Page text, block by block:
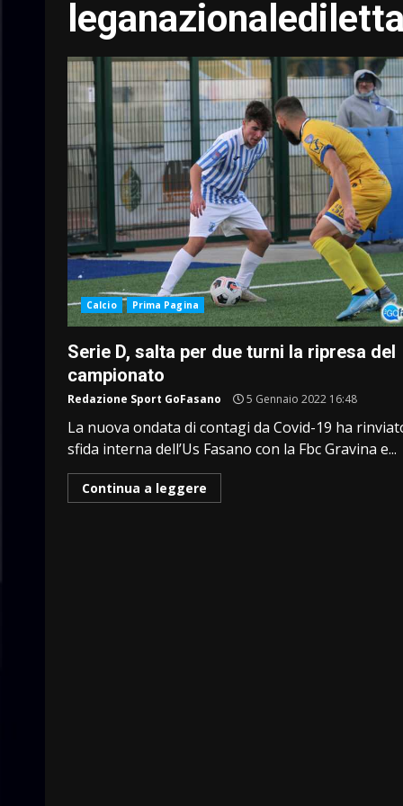
Calcio Prima Pagina
Serie D, salta per due turni la ripresa del
campionato
Redazione Sport GoFasano 5 Gennaio 2022 16:48
La nuova ondata di contagi da Covid-19 ha
sfida interna dell’Us Fasano con la Fbc Gravina e...
Continua a leggere